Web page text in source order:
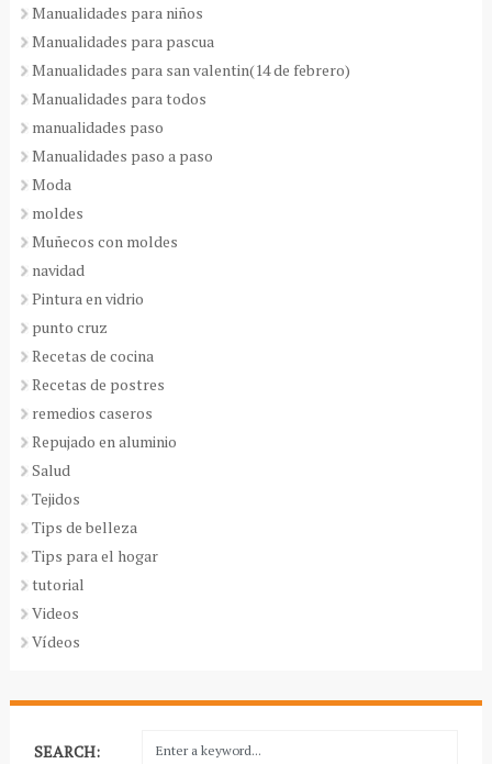
Manualidades para niños
Manualidades para pascua
Manualidades para san valentin(14 de febrero)
Manualidades para todos
manualidades paso
Manualidades paso a paso
Moda
moldes
Muñecos con moldes
navidad
Pintura en vidrio
punto cruz
Recetas de cocina
Recetas de postres
remedios caseros
Repujado en aluminio
Salud
Tejidos
Tips de belleza
Tips para el hogar
tutorial
Videos
Vídeos
SEARCH: